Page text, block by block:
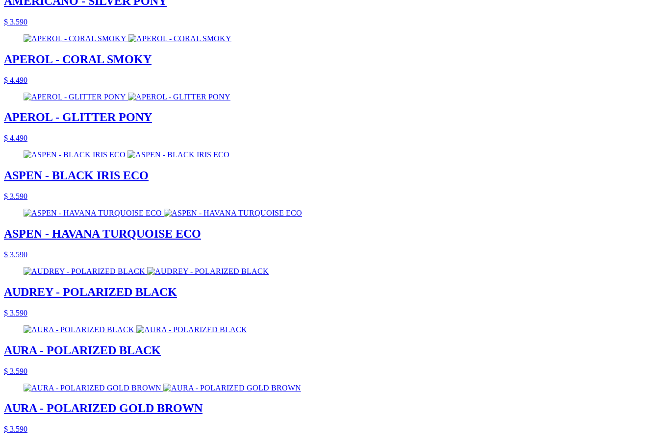
$ 3.590
APEROL - CORAL SMOKY
$ 4.490
APEROL - GLITTER PONY
$ 4.490
ASPEN - BLACK IRIS ECO
$ 3.590
ASPEN - HAVANA TURQUOISE ECO
$ 3.590
AUDREY - POLARIZED BLACK
$ 3.590
AURA - POLARIZED BLACK
$ 3.590
AURA - POLARIZED GOLD BROWN
$ 3.590